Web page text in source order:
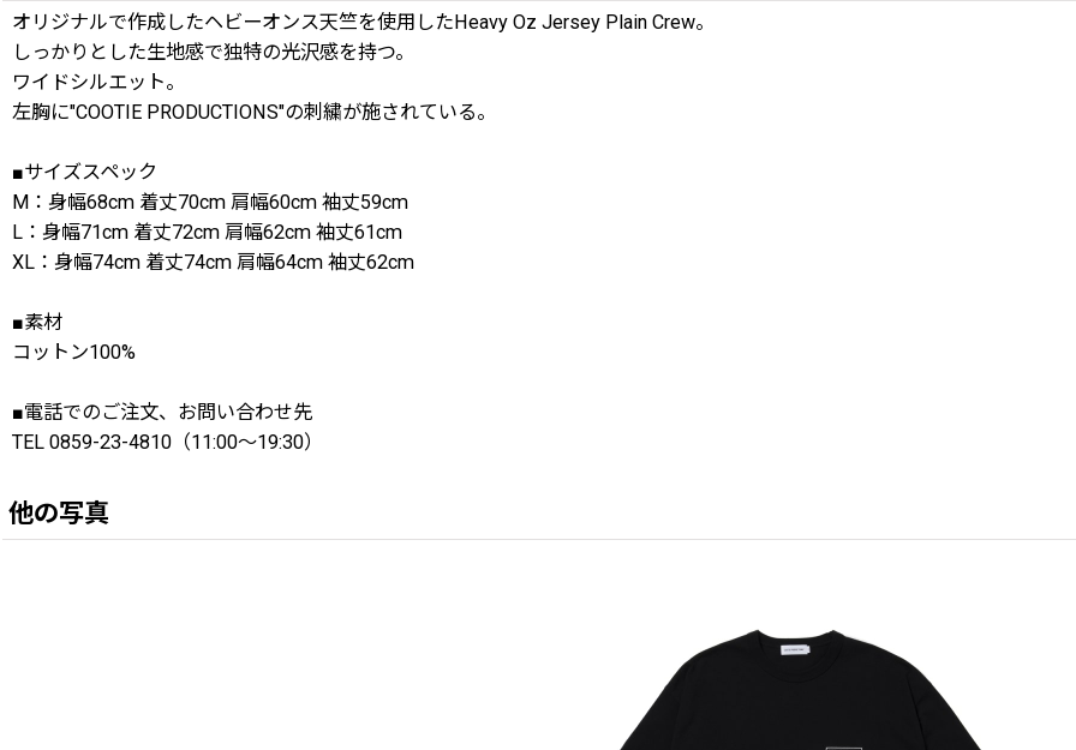
オリジナルで作成したヘビーオンス天竺を使用したHeavy Oz Jersey Plain Crew。
しっかりとした生地感で独特の光沢感を持つ。
ワイドシルエット。
左胸に"COOTIE PRODUCTIONS"の刺繍が施されている。
■サイズスペック
M：身幅68cm 着丈70cm 肩幅60cm 袖丈59cm
L：身幅71cm 着丈72cm 肩幅62cm 袖丈61cm
XL：身幅74cm 着丈74cm 肩幅64cm 袖丈62cm
■素材
コットン100%
■電話でのご注文、お問い合わせ先
TEL 0859-23-4810（11:00〜19:30）
他の写真